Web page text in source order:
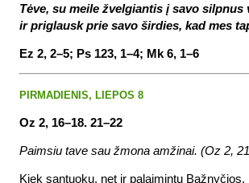
Tėve, su meile žvelgiantis į savo silpnus
ir priglausk prie savo širdies, kad mes
Ez 2, 2–5; Ps 123, 1–4; Mk 6, 1–6
PIRMADIENIS, LIEPOS 8
Oz 2, 16–18. 21–22
Paimsiu tave sau žmona amžinai. (Oz 2,
Kiek santuokų, net ir palaimintų